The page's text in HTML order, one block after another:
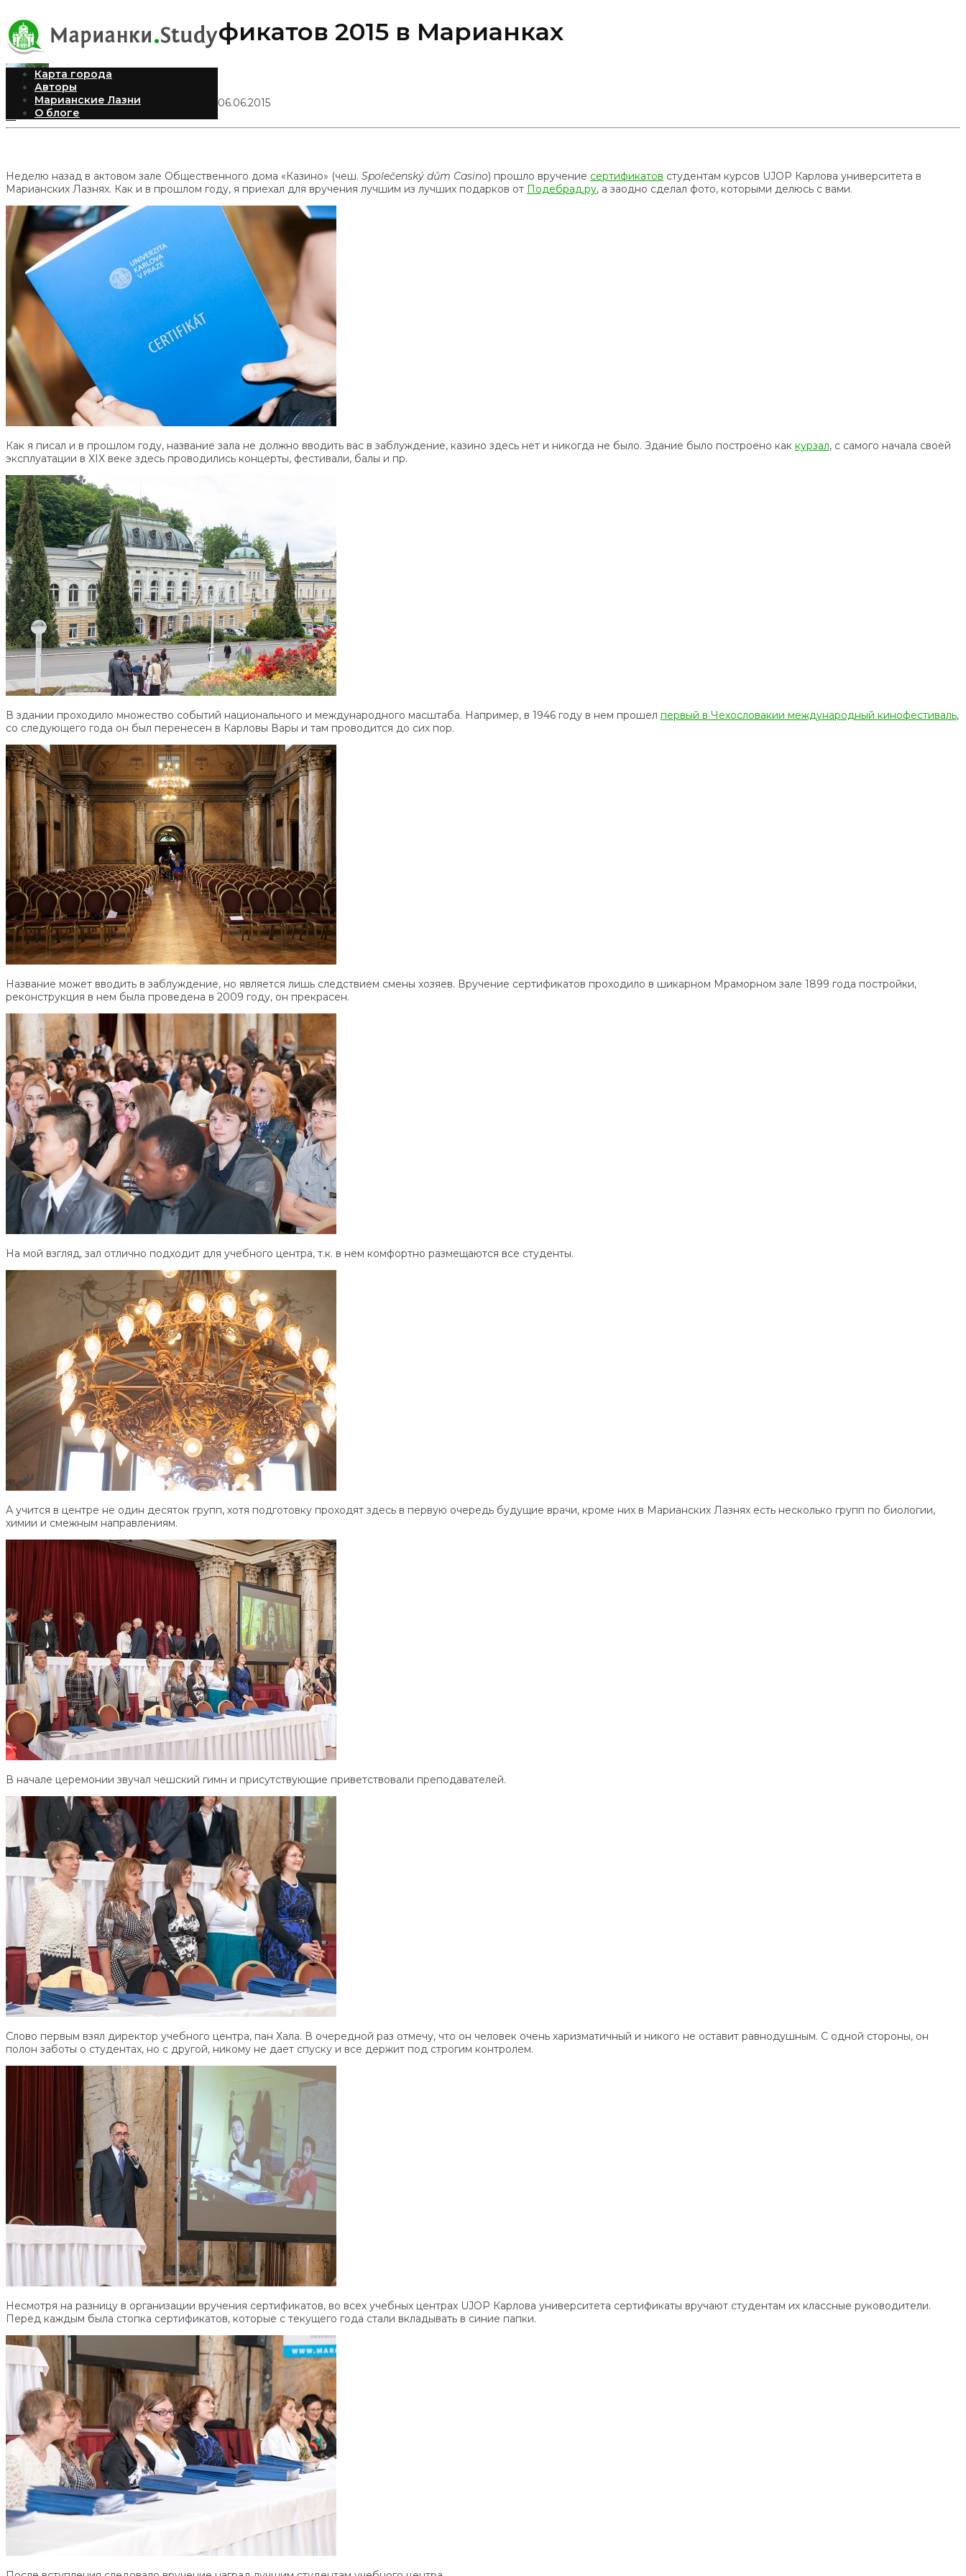
Карта города
Авторы
Марианские Лазни
О блоге
Вручение сертификатов 2015 в Марианках
Илья Рудомилов Опубликовано 06.06.2015
Неделю назад в актовом зале Общественного дома «Казино» (чеш. Společenský dům Casino) прошло вручение сертификатов студентам курсов UJOP Карлова университета в
Марианских Лазнях. Как и в прошлом году, я приехал для вручения лучшим из лучших подарков от Подебрад.ру, а заодно сделал фото, которыми делюсь с вами.
Как я писал и в прошлом году, название зала не должно вводить вас в заблуждение, казино здесь нет и никогда не было. Здание было построено как курзал, с самого начала своей
эксплуатации в XIX веке здесь проводились концерты, фестивали, балы и пр.
В здании проходило множество событий национального и международного масштаба. Например, в 1946 году в нем прошел первый в Чехословакии международный кинофестиваль,
со следующего года он был перенесен в Карловы Вары и там проводится до сих пор.
Название может вводить в заблуждение, но является лишь следствием смены хозяев. Вручение сертификатов проходило в шикарном Мраморном зале 1899 года постройки,
реконструкция в нем была проведена в 2009 году, он прекрасен.
На мой взгляд, зал отлично подходит для учебного центра, т.к. в нем комфортно размещаются все студенты.
А учится в центре не один десяток групп, хотя подготовку проходят здесь в первую очередь будущие врачи, кроме них в Марианских Лазнях есть несколько групп по биологии,
химии и смежным направлениям.
В начале церемонии звучал чешский гимн и присутствующие приветствовали преподавателей.
Слово первым взял директор учебного центра, пан Хала. В очередной раз отмечу, что он человек очень харизматичный и никого не оставит равнодушным. С одной стороны, он
полон заботы о студентах, но с другой, никому не дает спуску и все держит под строгим контролем.
Несмотря на разницу в организации вручения сертификатов, во всех учебных центрах UJOP Карлова университета сертификаты вручают студентам их классные руководители.
Перед каждым была стопка сертификатов, которые с текущего года стали вкладывать в синие папки.